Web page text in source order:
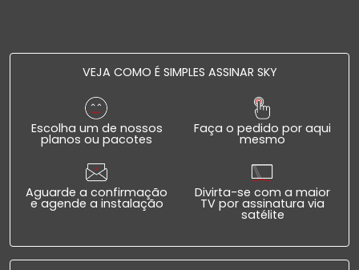
VEJA COMO É SIMPLES ASSINAR SKY
Escolha um de nossos
planos ou pacotes
Faça o pedido por aqui
mesmo
Aguarde a confirmação
e agende a instalação
Divirta-se com a maior
TV por assinatura via
satélite